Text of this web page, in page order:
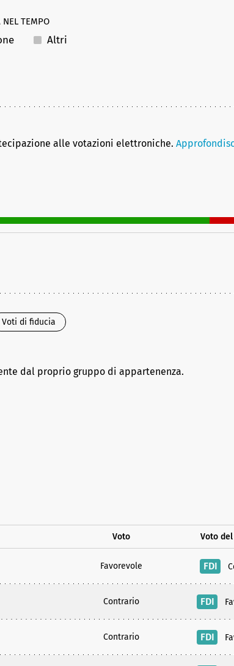
NEL TEMPO
Altri
alle votazioni elettroniche.
Voti di fiducia
dal proprio gruppo di appartenenza.
Voto Voto
Favorevole FDI
Contrario FDI
Contrario FDI